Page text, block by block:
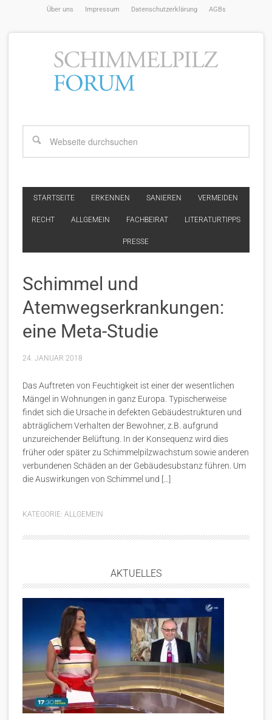
Über uns Impressum Datenschutzerklärung AGBs
STARTSEITE ERKENNEN SANIEREN VERMEIDEN
RECHT ALLGEMEIN FACHBEIRAT LITERATURTIPPS
PRESSE
Schimmel und
Atemwegserkrankungen:
eine Meta-Studie
24. JANUAR 2018
Das Auftreten von Feuchtigkeit ist einer der wesentlichen
Mängel in Wohnungen in ganz Europa. Typischerweise
findet sich die Ursache in defekten Gebäudestrukturen und
abträglichem Verhalten der Bewohner, z.B. aufgrund
unzureichender Belüftung. In der Konsequenz wird dies
früher oder später zu Schimmelpilzwachstum sowie anderen
verbundenen Schäden an der Gebäudesubstanz führen. Um
die Auswirkungen von Schimmel und […]
KATEGORIE: ALLGEMEIN
AKTUELLES